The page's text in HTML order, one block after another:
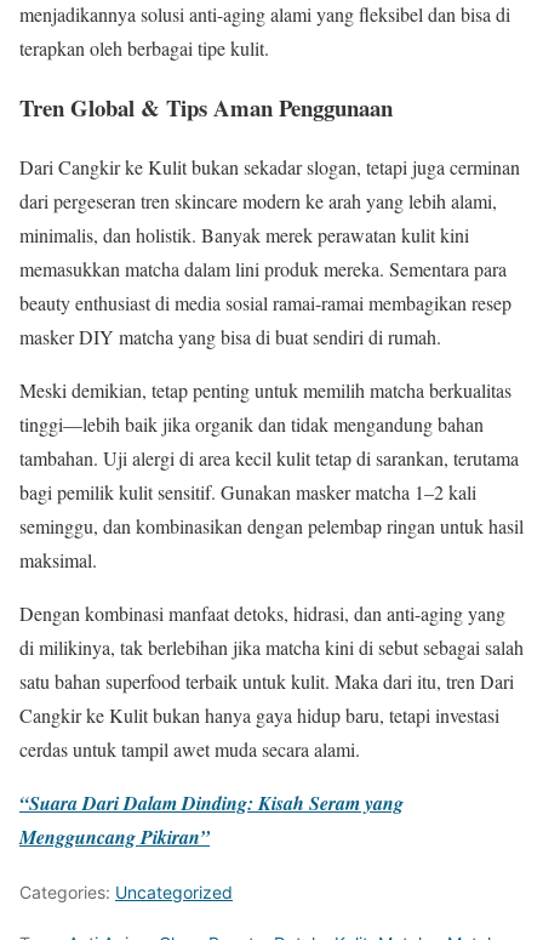
menjadikannya solusi anti-aging alami yang fleksibel dan bisa di
terapkan oleh berbagai tipe kulit.
Tren Global & Tips Aman Penggunaan
Dari Cangkir ke Kulit bukan sekadar slogan, tetapi juga cerminan
dari pergeseran tren skincare modern ke arah yang lebih alami,
minimalis, dan holistik. Banyak merek perawatan kulit kini
memasukkan matcha dalam lini produk mereka. Sementara para
beauty enthusiast di media sosial ramai-ramai membagikan resep
masker DIY matcha yang bisa di buat sendiri di rumah.
Meski demikian, tetap penting untuk memilih matcha berkualitas
tinggi—lebih baik jika organik dan tidak mengandung bahan
tambahan. Uji alergi di area kecil kulit tetap di sarankan, terutama
bagi pemilik kulit sensitif. Gunakan masker matcha 1–2 kali
seminggu, dan kombinasikan dengan pelembap ringan untuk hasil
maksimal.
Dengan kombinasi manfaat detoks, hidrasi, dan anti-aging yang
di milikinya, tak berlebihan jika matcha kini di sebut sebagai salah
satu bahan superfood terbaik untuk kulit. Maka dari itu, tren Dari
Cangkir ke Kulit bukan hanya gaya hidup baru, tetapi investasi
cerdas untuk tampil awet muda secara alami.
“Suara Dari Dalam Dinding: Kisah Seram yang
Mengguncang Pikiran”
Categories: Uncategorized